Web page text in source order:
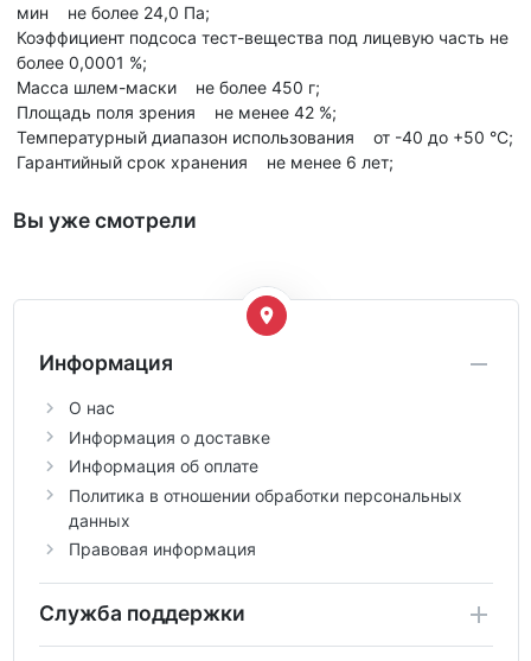
мин не более 24,0 Па;
Коэффициент подсоса тест-вещества под лицевую часть не
более 0,0001 %;
Масса шлем-маски не более 450 г;
Площадь поля зрения не менее 42 %;
Температурный диапазон использования от -40 до +50 °С;
Гарантийный срок хранения не менее 6 лет;
Вы уже смотрели
Информация
О нас
Информация о доставке
Информация об оплате
Политика в отношении обработки персональных
данных
Правовая информация
Служба поддержки